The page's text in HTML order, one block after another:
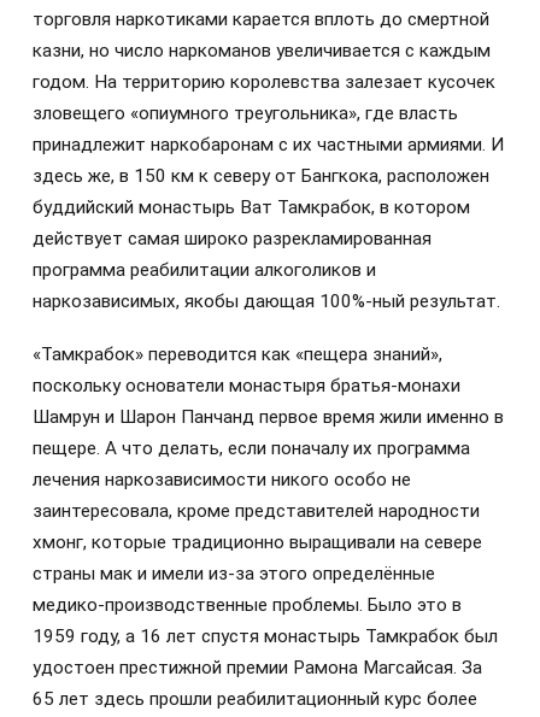
торговля наркотиками карается вплоть до смертной
казни, но число наркоманов увеличивается с каждым
годом. На территорию королевства залезает кусочек
зловещего «опиумного треугольника», где власть
принадлежит наркобаронам с их частными армиями. И
здесь же, в 150 км к северу от Бангкока, расположен
буддийский монастырь Ват Тамкрабок, в котором
действует самая широко разрекламированная
программа реабилитации алкоголиков и
наркозависимых, якобы дающая 100%‑ный результат.
«Тамкрабок» переводится как «пещера знаний»,
поскольку основатели монастыря братья-монахи
Шамрун и Шарон Панчанд первое время жили именно в
пещере. А что делать, если поначалу их программа
лечения наркозависимости никого особо не
заинтересовала, кроме представителей народности
хмонг, которые традиционно выращивали на севере
страны мак и имели из-за этого определённые
медико-производственные проблемы. Было это в
1959 году, а 16 лет спустя монастырь Тамкрабок был
удостоен престижной премии Рамона Магсайсая. За
65 лет здесь прошли реабилитационный курс более